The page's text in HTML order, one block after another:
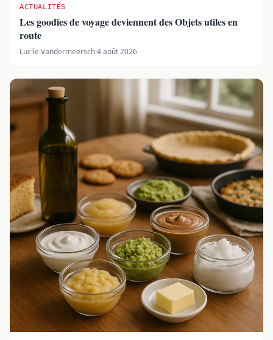
ACTUALITÉS
Les goodies de voyage deviennent des Objets utiles en
route
Lucile Vandermeersch·4 août 2026